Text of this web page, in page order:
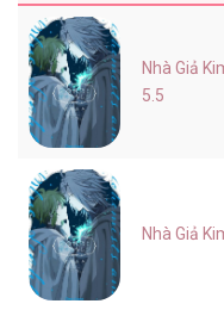
Nhà Giả
5.5
Nhà Giả